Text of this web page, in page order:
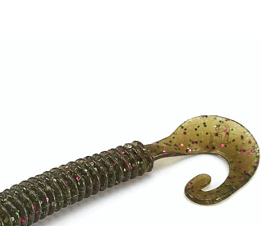
ВОЙТИ
ЗАБЫЛИ ПАРОЛЬ?